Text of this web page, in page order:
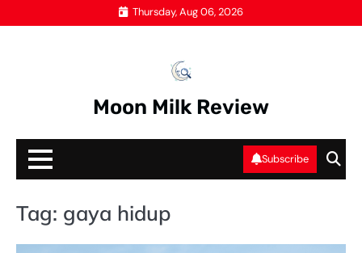
to
Thursday, Aug 06, 2026
Moon Milk Review
Subscribe
Tag: gaya hidup